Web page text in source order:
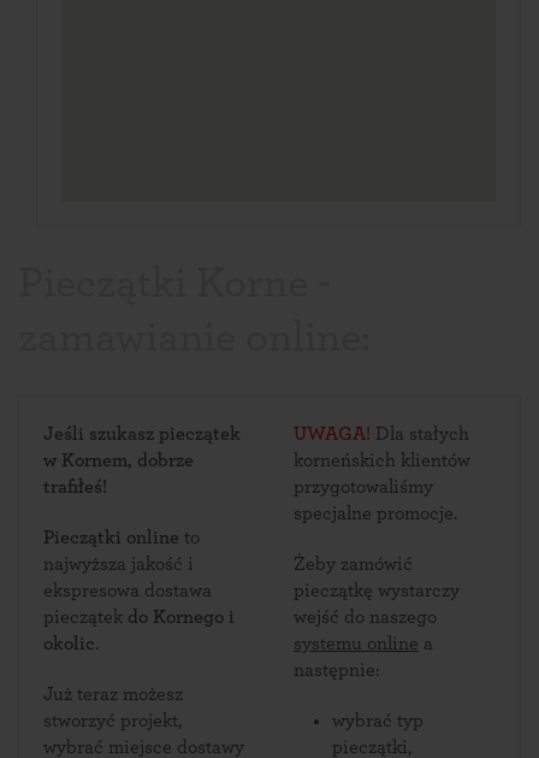
Jeśli szukasz pieczątek
w Kornem, dobrze
trafiłeś!
Pieczątki online to
najwyższa jakość i
ekspresowa dostawa
pieczątek do Kornego i
okolic.
Już teraz możesz
stworzyć projekt,
wybrać miejsce dostawy
UWAGA! Dla stałych
korneńskich klientów
przygotowaliśmy
specjalne promocje.
Żeby zamówić
pieczątkę wystarczy
wejść do naszego
systemu online a
następnie:
wybrać typ
pieczątki,